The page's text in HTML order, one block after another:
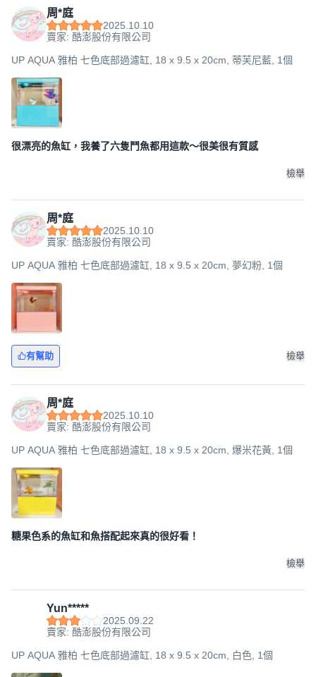
周*庭
2025.10.10
賣家: 酷澎股份有限公司
UP AQUA 雅柏 七色底部過濾缸, 18 x 9.5 x 20cm, 蒂芙尼藍, 1個
很漂亮的魚缸，我養了六隻鬥魚都用這款～很美很有質感
檢舉
周*庭
2025.10.10
賣家: 酷澎股份有限公司
UP AQUA 雅柏 七色底部過濾缸, 18 x 9.5 x 20cm, 夢幻粉, 1個
有幫助 檢舉
周*庭
2025.10.10
賣家: 酷澎股份有限公司
UP AQUA 雅柏 七色底部過濾缸, 18 x 9.5 x 20cm, 爆米花黃, 1個
糖果色系的魚缸和魚搭配起來真的很好看！
檢舉
Yun*****
2025.09.22
賣家: 酷澎股份有限公司
UP AQUA 雅柏 七色底部過濾缸, 18 x 9.5 x 20cm, 白色, 1個